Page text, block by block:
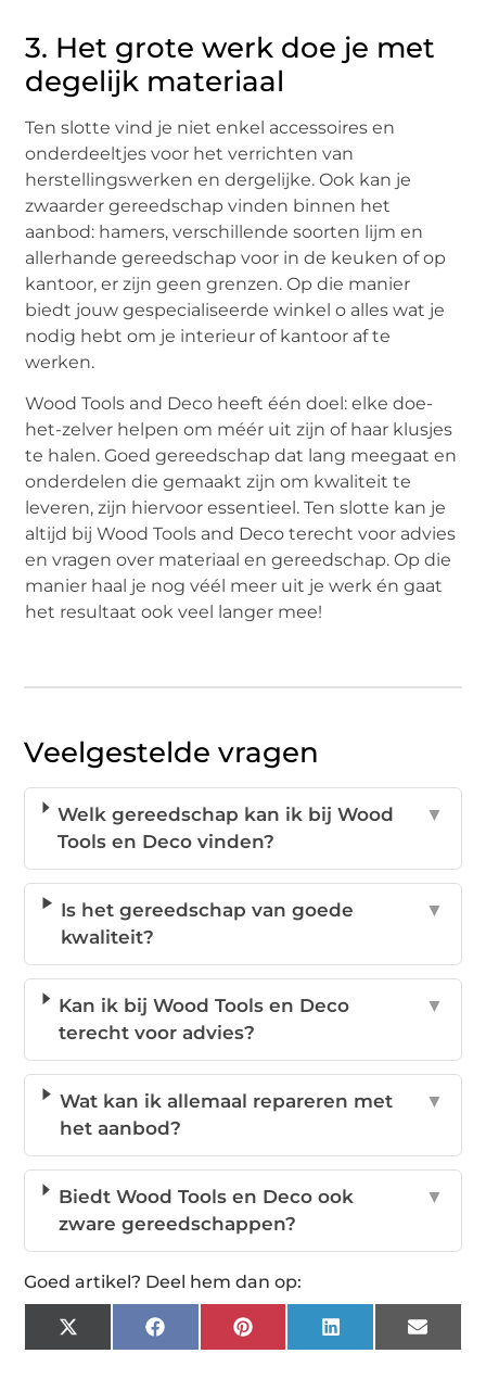
3. Het grote werk doe je met
degelijk materiaal
Ten slotte vind je niet enkel accessoires en
onderdeeltjes voor het verrichten van
herstellingswerken en dergelijke. Ook kan je
zwaarder gereedschap vinden binnen het
aanbod: hamers, verschillende soorten lijm en
allerhande gereedschap voor in de keuken of op
kantoor, er zijn geen grenzen. Op die manier
biedt jouw gespecialiseerde winkel o alles wat je
nodig hebt om je interieur of kantoor af te
werken.
Wood Tools and Deco heeft één doel: elke doe-
het-zelver helpen om méér uit zijn of haar klusjes
te halen. Goed gereedschap dat lang meegaat en
onderdelen die gemaakt zijn om kwaliteit te
leveren, zijn hiervoor essentieel. Ten slotte kan je
altijd bij Wood Tools and Deco terecht voor advies
en vragen over materiaal en gereedschap. Op die
manier haal je nog véél meer uit je werk én gaat
het resultaat ook veel langer mee!
Veelgestelde vragen
Welk gereedschap kan ik bij Wood
Tools en Deco vinden?
▼
Is het gereedschap van goede
kwaliteit?
▼
Kan ik bij Wood Tools en Deco
terecht voor advies?
▼
Wat kan ik allemaal repareren met
het aanbod?
▼
Biedt Wood Tools en Deco ook
zware gereedschappen?
▼
Goed artikel? Deel hem dan op:
X
(Twitter)
FacebookPinterestLinkedInEmail